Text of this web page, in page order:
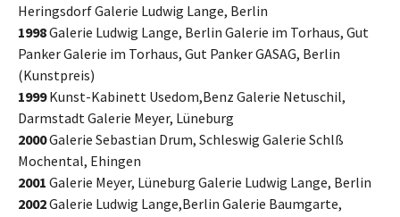
Heringsdorf Galerie Ludwig Lange, Berlin
1998Galerie Ludwig Lange, Berlin Galerie im Torhaus, Gut
Panker Galerie im Torhaus, Gut Panker GASAG, Berlin
(Kunstpreis)
1999Kunst-Kabinett Usedom,Benz Galerie Netuschil,
Darmstadt Galerie Meyer, Lüneburg
2000Galerie Sebastian Drum, Schleswig Galerie Schlß
Mochental, Ehingen
2001 Galerie Meyer, Lüneburg Galerie Ludwig Lange, Berlin
2002Galerie Ludwig Lange,Berlin Galerie Baumgarte,